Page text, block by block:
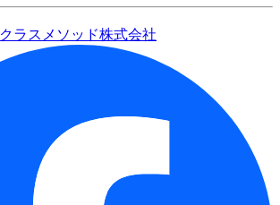
クラスメソッド株式会社